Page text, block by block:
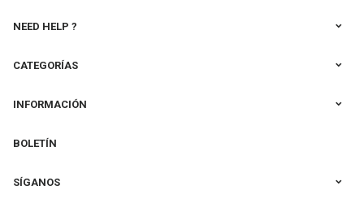
NEED HELP ?
CATEGORÍAS
INFORMACIÓN
BOLETÍN
SÍGANOS